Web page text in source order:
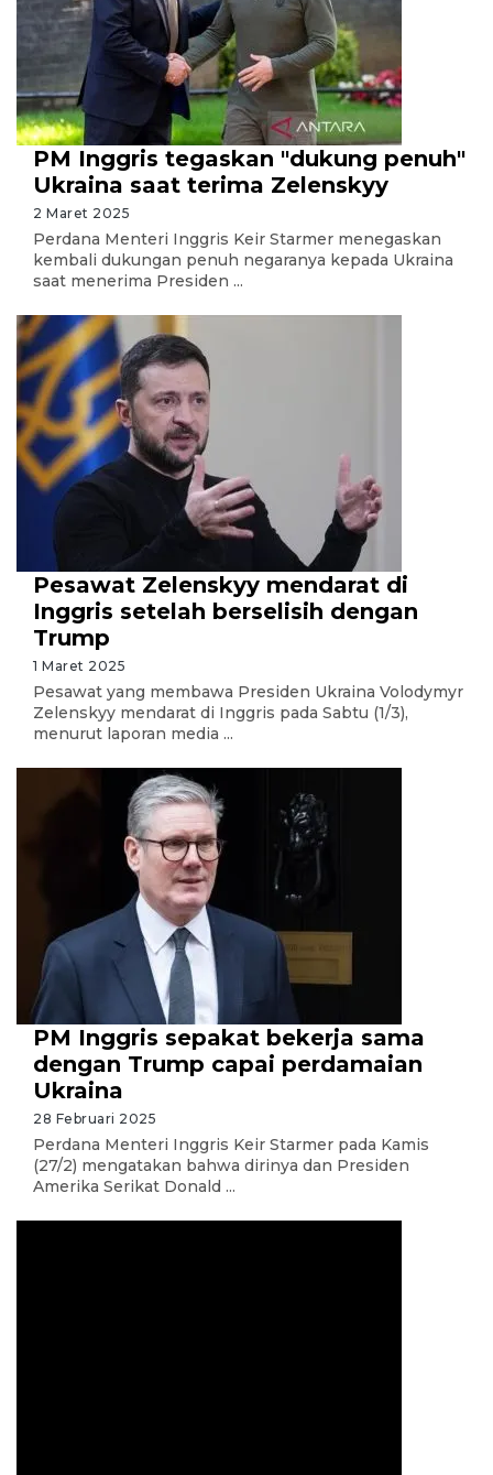
PM Inggris tegaskan "dukung penuh"
Ukraina saat terima Zelenskyy
2 Maret 2025
Perdana Menteri Inggris Keir Starmer menegaskan
kembali dukungan penuh negaranya kepada Ukraina
saat menerima Presiden ...
Pesawat Zelenskyy mendarat di
Inggris setelah berselisih dengan
Trump
1 Maret 2025
Pesawat yang membawa Presiden Ukraina Volodymyr
Zelenskyy mendarat di Inggris pada Sabtu (1/3),
menurut laporan media ...
PM Inggris sepakat bekerja sama
dengan Trump capai perdamaian
Ukraina
28 Februari 2025
Perdana Menteri Inggris Keir Starmer pada Kamis
(27/2) mengatakan bahwa dirinya dan Presiden
Amerika Serikat Donald ...